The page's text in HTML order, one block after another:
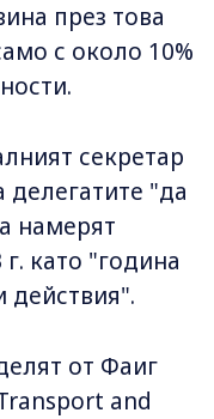
през това
с около 10%
секретар
"да
намерят
като "година
действия".
от Фаиг
and